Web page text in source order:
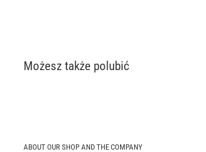
Możesz także polubić
ABOUT OUR SHOP AND THE COMPANY